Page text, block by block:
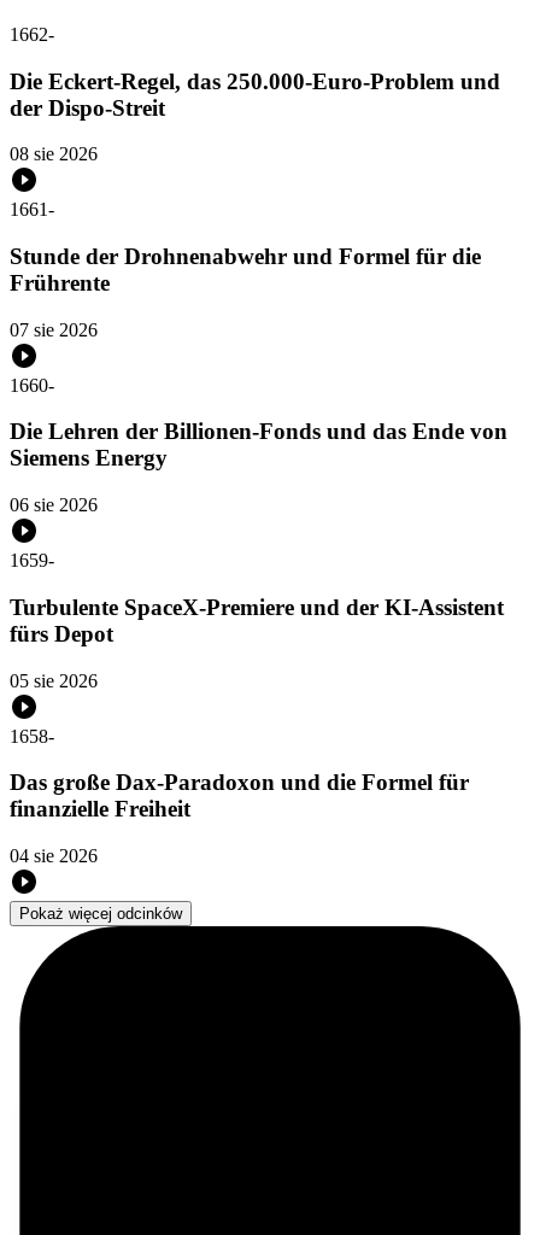
1662-
Die Eckert-Regel, das 250.000-Euro-Problem und
der Dispo-Streit
08 sie 2026
1661-
Stunde der Drohnenabwehr und Formel für die
Frührente
07 sie 2026
1660-
Die Lehren der Billionen-Fonds und das Ende von
Siemens Energy
06 sie 2026
1659-
Turbulente SpaceX-Premiere und der KI-Assistent
fürs Depot
05 sie 2026
1658-
Das große Dax-Paradoxon und die Formel für
finanzielle Freiheit
04 sie 2026
Pokaż więcej odcinków